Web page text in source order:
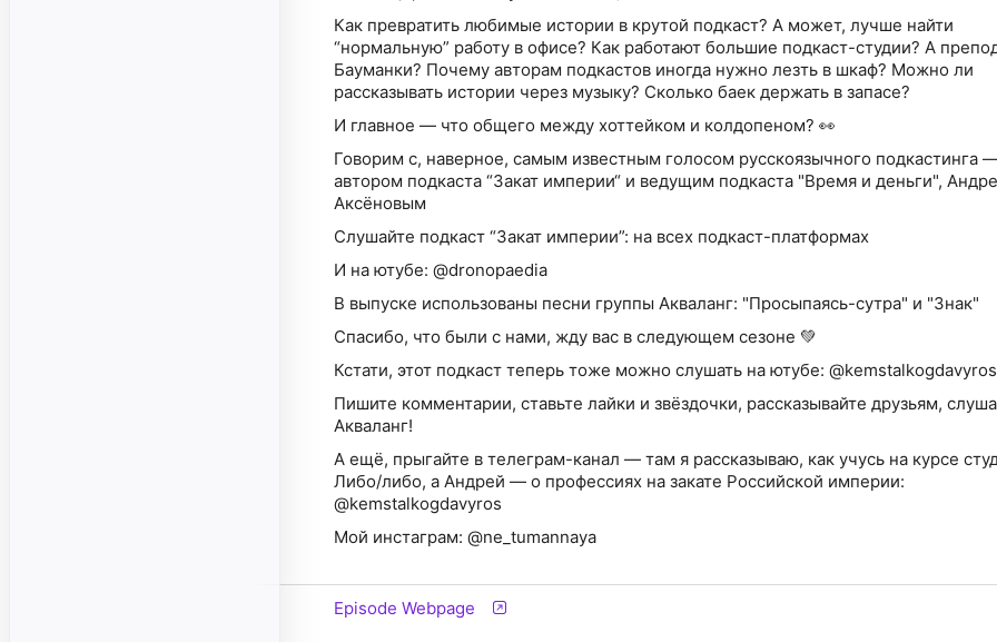
Как превратить любимые истории в крутой подкаст? А может, лучше найти
“нормальную” работу в офисе? Как работают большие подкаст-студии? А
Бауманки? Почему авторам подкастов иногда нужно лезть в шкаф? Можно ли
рассказывать истории через музыку? Сколько баек держать в запасе?
И главное — что общего между хоттейком и колдопеном? 👀
Говорим с, наверное, самым известным голосом русскоязычного подкастинга
автором подкаста “Закат империи“ и ведущим подкаста "Время и деньги",
Слушайте подкаст “Закат империи”: на всех подкаст-платформах
И на ютубе: @dronopaedia
В выпуске использованы песни группы Акваланг: "Просыпаясь-сутра" и "Знак"
Спасибо, что были с нами, жду вас в следующем сезоне 💚
Кстати, этот подкаст теперь тоже можно слушать на ютубе: @kemstalkogdavyros
Пишите комментарии, ставьте лайки и звёздочки, рассказывайте друзьям,
А ещё, прыгайте в телеграм-канал — там я рассказываю, как учусь на курсе
Либо/либо, а Андрей — о профессиях на закате Российской империи:
@kemstalkogdavyros
Мой инстаграм: @ne_tumannaya
Episode Webpage